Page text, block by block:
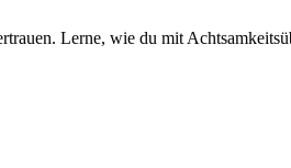
Lerne, wie du mit